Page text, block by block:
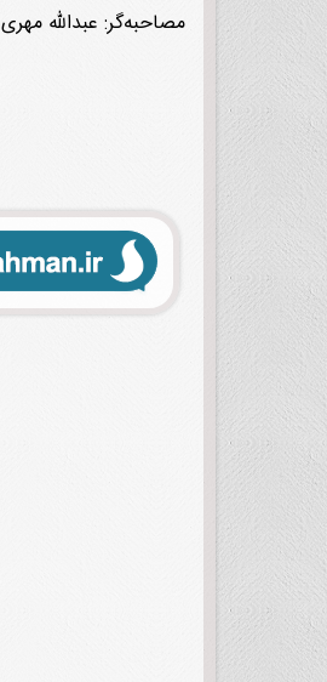
مصاحبه‌گر: عبدالله مهری